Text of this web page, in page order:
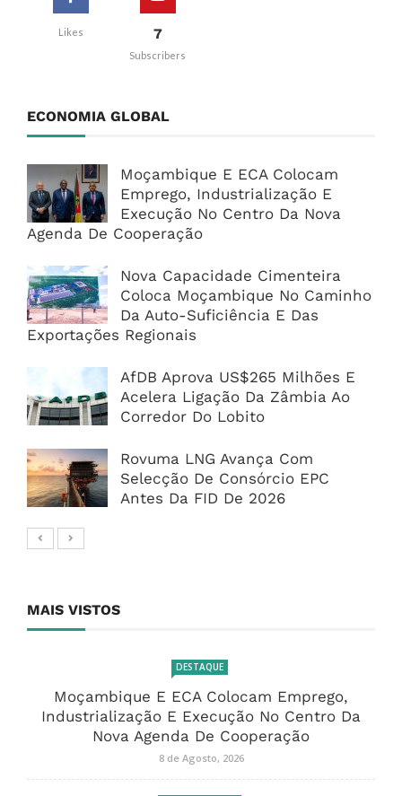
Likes 7
Subscribers
ECONOMIA GLOBAL
Moçambique E ECA Colocam
Emprego, Industrialização E
Execução No Centro Da Nova
Agenda De Cooperação
Nova Capacidade Cimenteira
Coloca Moçambique No Caminho
Da Auto-Suficiência E Das
Exportações Regionais
AfDB Aprova US$265 Milhões E
Acelera Ligação Da Zâmbia Ao
Corredor Do Lobito
Rovuma LNG Avança Com
Selecção De Consórcio EPC
Antes Da FID De 2026
MAIS VISTOS
DESTAQUE
Moçambique E ECA Colocam Emprego,
Industrialização E Execução No Centro Da
Nova Agenda De Cooperação
8 de Agosto, 2026